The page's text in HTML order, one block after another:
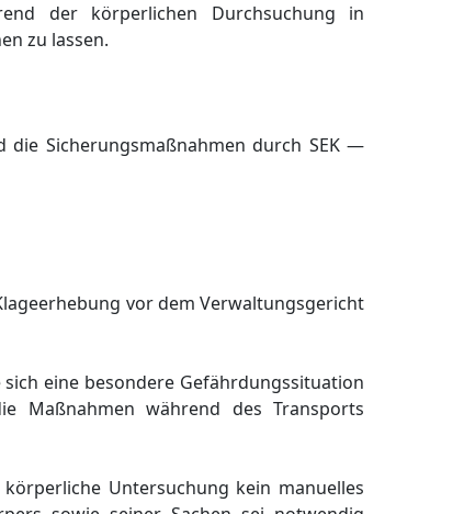
der körperlichen Durchsuchung in
zu lassen.
Sicherungsmaßnahmen durch SEK —
vor dem Verwaltungsgericht
eine besondere Gefährdungssituation
Maßnahmen während des Transports
Untersuchung kein manuelles